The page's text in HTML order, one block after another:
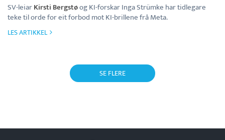
SV-leiarKirsti Bergstøog KI-forskar Inga Strümke har tidlegare
teke til orde for eit forbod mot KI-brillene frå Meta.
LES ARTIKKEL
SE FLERE